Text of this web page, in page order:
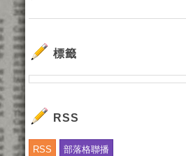
標籤
RSS
RSS 部落格聯播